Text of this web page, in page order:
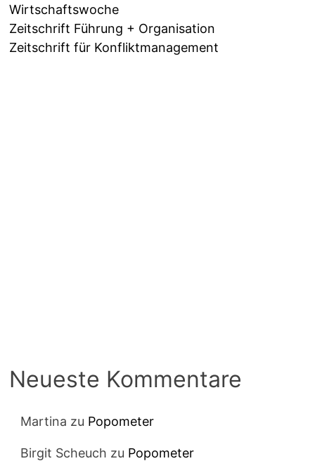
Wirtschaftswoche
Zeitschrift Führung + Organisation
Zeitschrift für Konfliktmanagement
Neueste Kommentare
Martina zu Popometer
Birgit Scheuch zu Popometer